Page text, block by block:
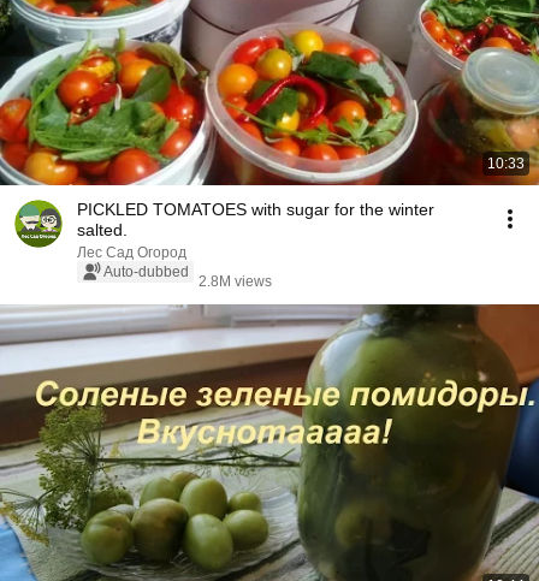
10:33
PICKLED TOMATOES with sugar for the winter
salted.
Лес Сад Огород
Auto-dubbed
2.8M views